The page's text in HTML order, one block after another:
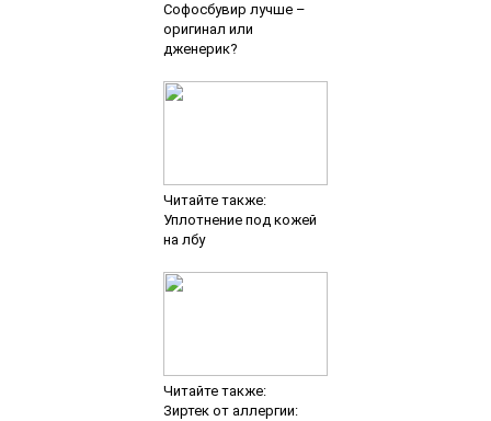
Софосбувир лучше –
оригинал или
дженерик?
Читайте также:
Уплотнение под кожей
на лбу
Читайте также:
Зиртек от аллергии: